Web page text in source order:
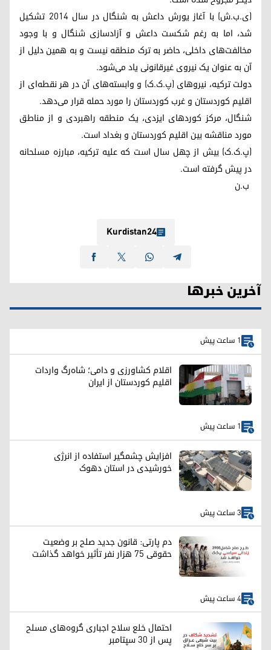
(ی.ب.ش) با آغاز یورش داعش به شنگال در سال ٢٠١٤ تشکیل
شد، اما به رغم شکست داعش و آزادسازی شنگال و با وجود
مخالفت‌های داخلی، حاضر به ترک منطقه نیست و به همین دلیل از
آن به عنوان یک نیروی غیرقانونی یاد می‌شود.
دولت ترکیه، نیروهای (پ.ک.ک) و وابسته‌های آن در هر نقطه‌ای از
اقلیم کوردستان و غرب کوردستان را مورد حمله قرار می‌دهد.
شنگال، مرکز کوردهای ایزدی، یک منطقه راهبردی و از مناطق
مورد مناقشه بین اقلیم کوردستان و بغداد است.
(پ.ک.ک) بیش از چهل سال است که علیه ترکیه، مبارزه مسلحانه
در پیش گرفته است.
ب.ن
Kurdistan24
آخرین خبرها
1 ساعت پیش
اقلام کشاورزی و دامی؛ شاه‌رگ واردات
اقلیم کوردستان از ایران
1 ساعت پیش
افزایش چشمگیر استفاده از انرژی
خورشیدی در استان دهوک
3 ساعت پیش
دم پارتی: قانون جدید صلح بر وضعیت
حقوقی ۷۵ هزار نفر تأثیر خواهد گذاشت
4 ساعت پیش
احتمال خلع سلاح اجباری گروه‌های مسلح
پس از ۳۰ سپتامبر